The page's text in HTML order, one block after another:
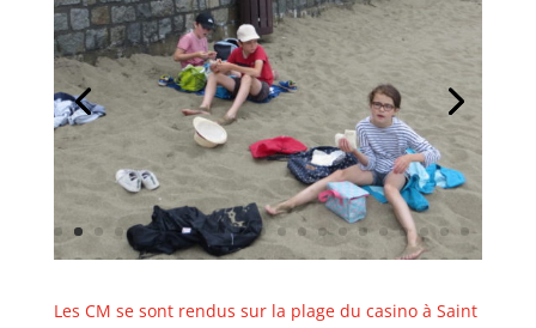
Les CM se sont rendus sur la plage du casino à Saint